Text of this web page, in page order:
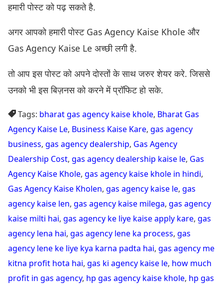
हमारी पोस्ट को पढ़ सकते है.
अगर आपको हमारी पोस्ट Gas Agency Kaise Khole और
Gas Agency Kaise Le अच्छी लगी है.
तो आप इस पोस्ट को अपने दोस्तों के साथ जरुर शेयर करे. जिससे
उनको भी इस बिज़नस को करने में प्रॉफिट हो सके.
Tags: bharat gas agency kaise khole, Bharat Gas
Agency Kaise Le, Business Kaise Kare, gas agency
business, gas agency dealership, Gas Agency
Dealership Cost, gas agency dealership kaise le, Gas
Agency Kaise Khole, gas agency kaise khole in hindi,
Gas Agency Kaise Kholen, gas agency kaise le, gas
agency kaise len, gas agency kaise milega, gas agency
kaise milti hai, gas agency ke liye kaise apply kare, gas
agency lena hai, gas agency lene ka process, gas
agency lene ke liye kya karna padta hai, gas agency me
kitna profit hota hai, gas ki agency kaise le, how much
profit in gas agency, hp gas agency kaise khole, hp gas